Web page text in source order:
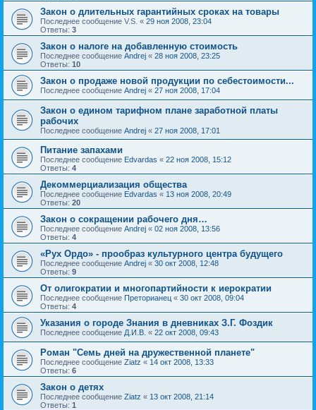
Закон о длительных гарантийных сроках на товары
Последнее сообщение V.S. « 29 ноя 2008, 23:04
Ответы: 3
Закон о налоге на добавленную стоимость
Последнее сообщение Andrej « 28 ноя 2008, 23:25
Ответы: 10
Закон о продаже новой продукции по себестоимости...
Последнее сообщение Andrej « 27 ноя 2008, 17:04
Закон о едином тарифном плане заработной платы
рабочих
Последнее сообщение Andrej « 27 ноя 2008, 17:01
Питание запахами
Последнее сообщение Edvardas « 22 ноя 2008, 15:12
Ответы: 4
Декоммерциализация общества
Последнее сообщение Edvardas « 13 ноя 2008, 20:49
Ответы: 20
Закон о сокращении рабочего дня…
Последнее сообщение Andrej « 02 ноя 2008, 13:56
Ответы: 4
«Рух Ордо» - прообраз культурного центра будущего
Последнее сообщение Andrej « 30 окт 2008, 12:48
Ответы: 9
От олигократии и многопартийности к иерократии
Последнее сообщение Преторианец « 30 окт 2008, 09:04
Ответы: 4
Указания о городе Знания в дневниках З.Г. Фоздик
Последнее сообщение Д.И.В. « 22 окт 2008, 09:43
Роман "Семь дней на дружественной планете"
Последнее сообщение Ziatz « 14 окт 2008, 13:33
Ответы: 6
Закон о детях
Последнее сообщение Ziatz « 13 окт 2008, 21:14
Ответы: 1